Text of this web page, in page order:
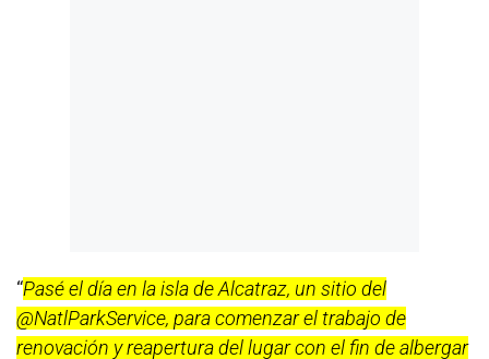
“Pasé el día en la isla de Alcatraz, un sitio del
@NatlParkService, para comenzar el trabajo de
renovación y reapertura del lugar con el fin de albergar